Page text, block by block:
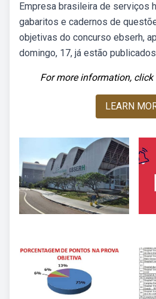
Empresa brasileira de serviços
gabaritos e cadernos de
objetivas do concurso ebserh,
domingo, 17, já estão
For more information, click
LEARN